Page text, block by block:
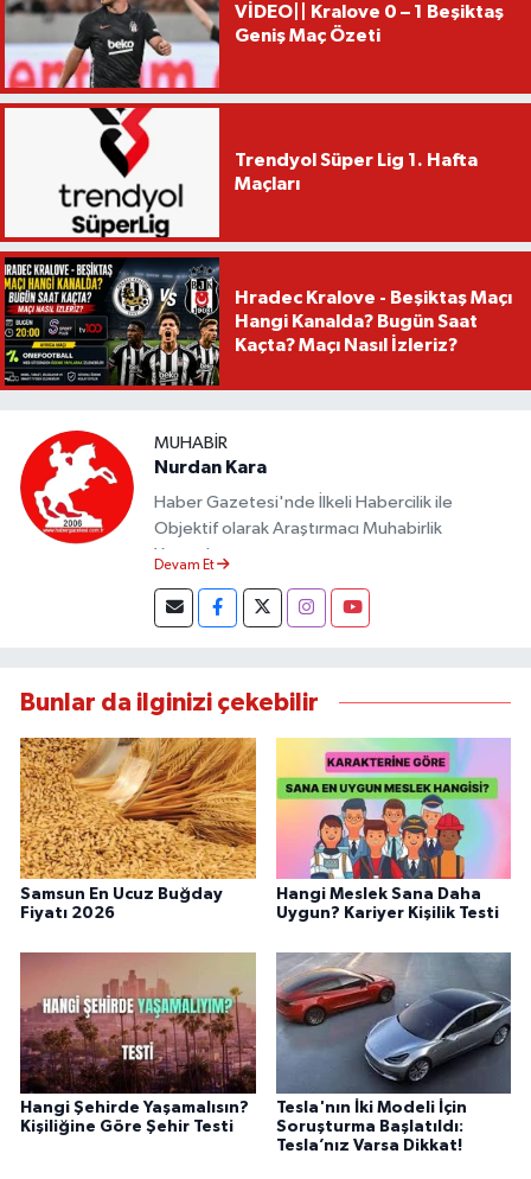
VİDEO|| Kralove 0 – 1 Beşiktaş
Geniş Maç Özeti
Trendyol Süper Lig 1. Hafta
Maçları
Hradec Kralove - Beşiktaş Maçı
Hangi Kanalda? Bugün Saat
Kaçta? Maçı Nasıl İzleriz?
MUHABIR
Nurdan Kara
Haber Gazetesi'nde İlkeli Habercilik ile
Objektif olarak Araştırmacı Muhabirlik
Yapmaktayım.
Devam Et
Bunlar da ilginizi çekebilir
Samsun En Ucuz Buğday
Fiyatı 2026
Hangi Meslek Sana Daha
Uygun? Kariyer Kişilik Testi
Hangi Şehirde Yaşamalısın?
Kişiliğine Göre Şehir Testi
Tesla'nın İki Modeli İçin
Soruşturma Başlatıldı:
Tesla’nız Varsa Dikkat!